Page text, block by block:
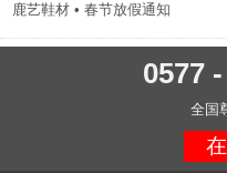
鹿艺鞋材 • 春节放假通知
0577
全国